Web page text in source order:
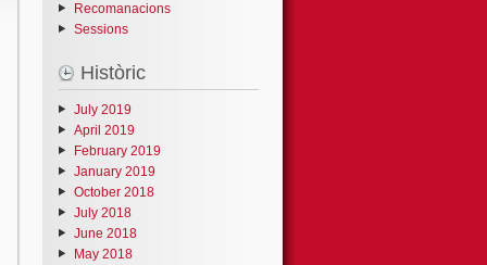
Recomanacions
Sessions
Històric
July 2019
April 2019
February 2019
January 2019
October 2018
July 2018
June 2018
May 2018